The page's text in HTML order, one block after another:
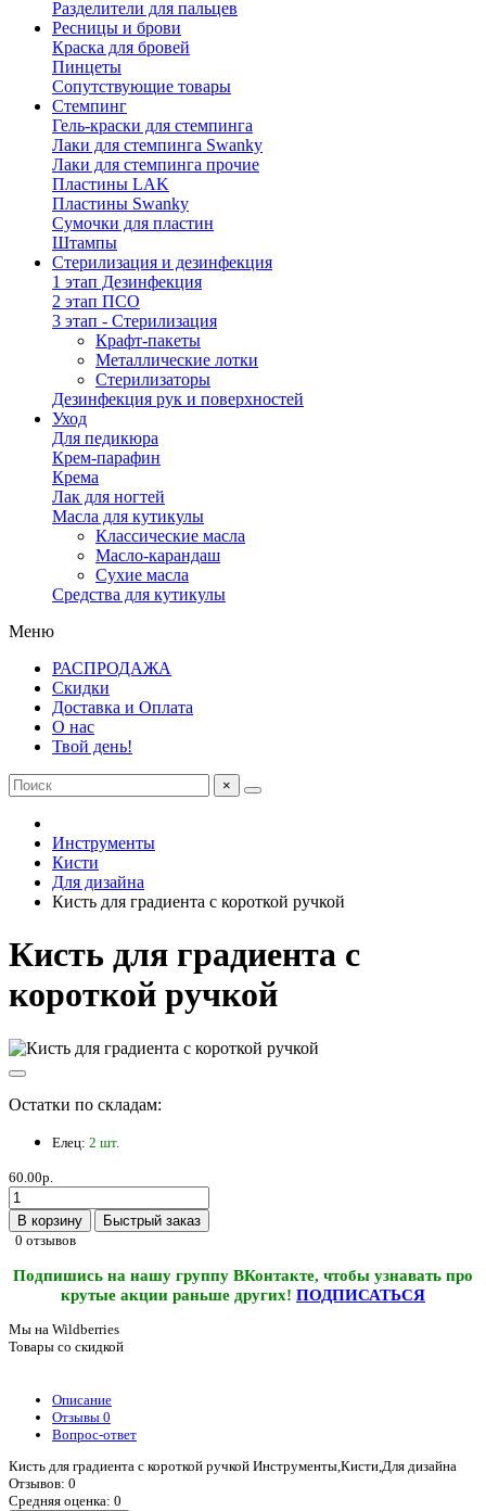
Разделители для пальцев
Ресницы и брови
Краска для бровей
Пинцеты
Сопутствующие товары
Стемпинг
Гель-краски для стемпинга
Лаки для стемпинга Swanky
Лаки для стемпинга прочие
Пластины LAK
Пластины Swanky
Сумочки для пластин
Штампы
Стерилизация и дезинфекция
1 этап Дезинфекция
2 этап ПСО
3 этап - Стерилизация
Крафт-пакеты
Металлические лотки
Стерилизаторы
Дезинфекция рук и поверхностей
Уход
Для педикюра
Крем-парафин
Крема
Лак для ногтей
Масла для кутикулы
Классические масла
Масло-карандаш
Сухие масла
Средства для кутикулы
Меню
РАСПРОДАЖА
Скидки
Доставка и Оплата
О нас
Твой день!
×
Инструменты
Кисти
Для дизайна
Кисть для градиента с короткой ручкой
Кисть для градиента с
короткой ручкой
Остатки по складам:
Елец: 2 шт.
60.00р.
В корзину
Быстрый заказ
0 отзывов
Подпишись на нашу группу ВКонтакте, чтобы узнавать про
крутые акции раньше других! ПОДПИСАТЬСЯ
Мы на Wildberries
Товары со скидкой
Описание
Отзывы 0
Вопрос-ответ
Кисть для градиента с короткой ручкой Инструменты,Кисти,Для дизайна
Отзывов: 0
Средняя оценка: 0